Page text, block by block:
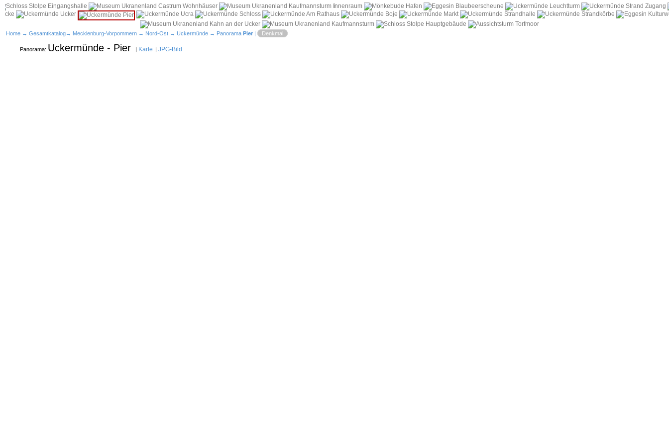
Home → Gesamtkatalog→ Mecklenburg-Vorpommern → Nord-Ost → Uckermünde → Panorama Pier | Denkmal
Panorama: Uckermünde - Pier | Karte | JPG-Bild
i